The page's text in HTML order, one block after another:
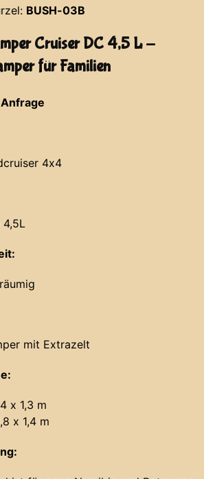
BUSH-03B
Cruiser DC 4,5 L -
für Familien
4x4
4,5L
mit Extrazelt
x 1,3 m
x 1,4 m